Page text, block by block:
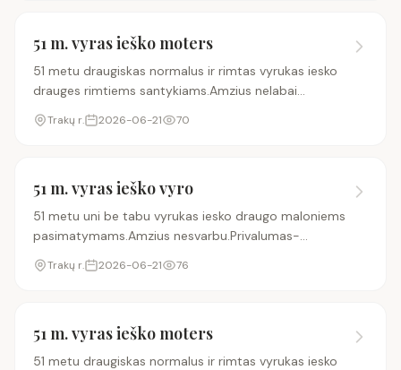
51 m. vyras ieško moters
51 metu draugiskas normalus ir rimtas vyrukas iesko
drauges rimtiems santykiams.Amzius nelabai
svarbus.Ir arciau Traku.Svarbiausia kad rastume
bendra kalba ir suprastume vienas kita.
Trakų r. 2026-06-21 70
51 m. vyras ieško vyro
51 metu uni be tabu vyrukas iesko draugo maloniems
pasimatymams.Amzius nesvarbu.Privalumas-
auto.Pasyvus nedomina.Ir arciau Traku.
Trakų r. 2026-06-21 76
51 m. vyras ieško moters
51 metu draugiskas normalus ir rimtas vyrukas iesko